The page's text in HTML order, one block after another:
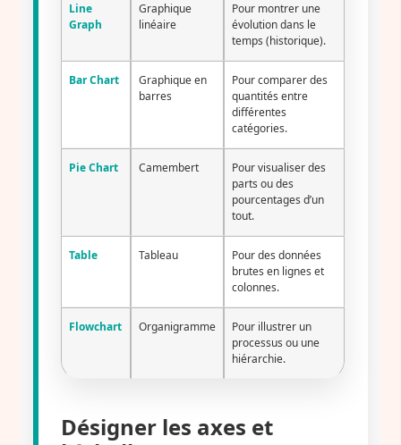
Line
Graph
Graphique
linéaire
Pour montrer une
évolution dans le
temps (historique).
Bar Chart
Graphique en
barres
Pour comparer des
quantités entre
différentes
catégories.
Pie Chart Camembert
Pour visualiser des
parts ou des
pourcentages d’un
tout.
Table Tableau
Pour des données
brutes en lignes et
colonnes.
Flowchart Organigramme
Pour illustrer un
processus ou une
hiérarchie.
Désigner les axes et